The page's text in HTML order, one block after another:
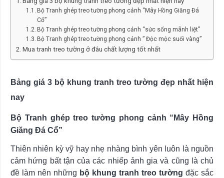
Bộ Tranh ghép treo tường phong cảnh “Mây Hồng Giăng Đá
Cổ”
Bộ Tranh ghép treo tường phong cảnh “sức sống mãnh liệt”
Bộ Tranh ghép treo tường phong cảnh ” Độc mộc suối vàng”
Mua tranh treo tường ở đâu chất lượng tốt nhất
Bảng giá 3 bộ khung tranh treo tường đẹp nhất hiện
nay
Bộ Tranh ghép treo tường phong cảnh “Mây Hồng
Giăng Đá Cổ”
Thiên nhiên kỳ vỹ hay nhẹ nhàng bình yên luôn là nguồn
cảm hứng bất tận của các nhiếp ảnh gia và cũng là chủ
đề làm nên những bộ khung tranh treo tường đặc sắc